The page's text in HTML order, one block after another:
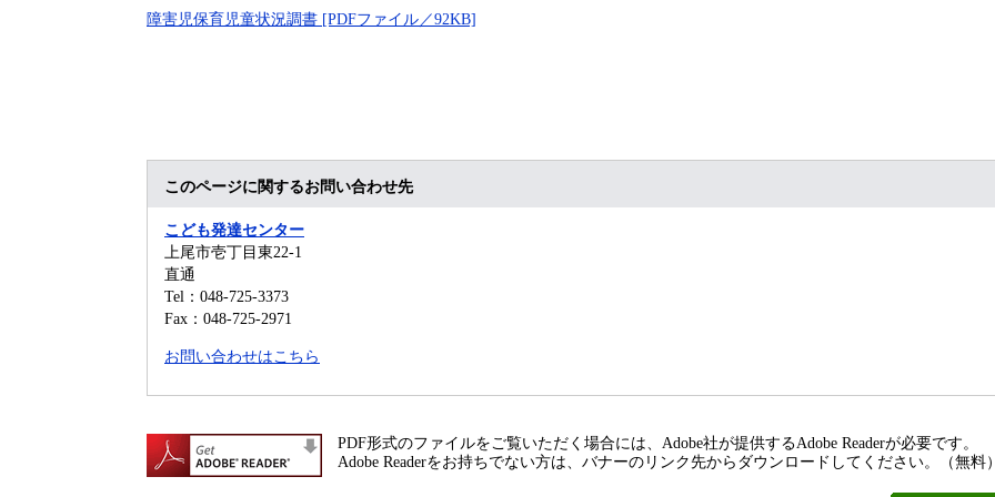
障害児保育児童状況調書 [PDFファイル／92KB]
このページに関するお問い合わせ先
こども発達センター
上尾市壱丁目東22-1
直通
Tel：048-725-3373
Fax：048-725-2971
お問い合わせはこちら
PDF形式のファイルをご覧いただく場合には、Adobe社が提供するAdobe Readerが必要です。
Adobe Readerをお持ちでない方は、バナーのリンク先からダウンロードしてください。（無料